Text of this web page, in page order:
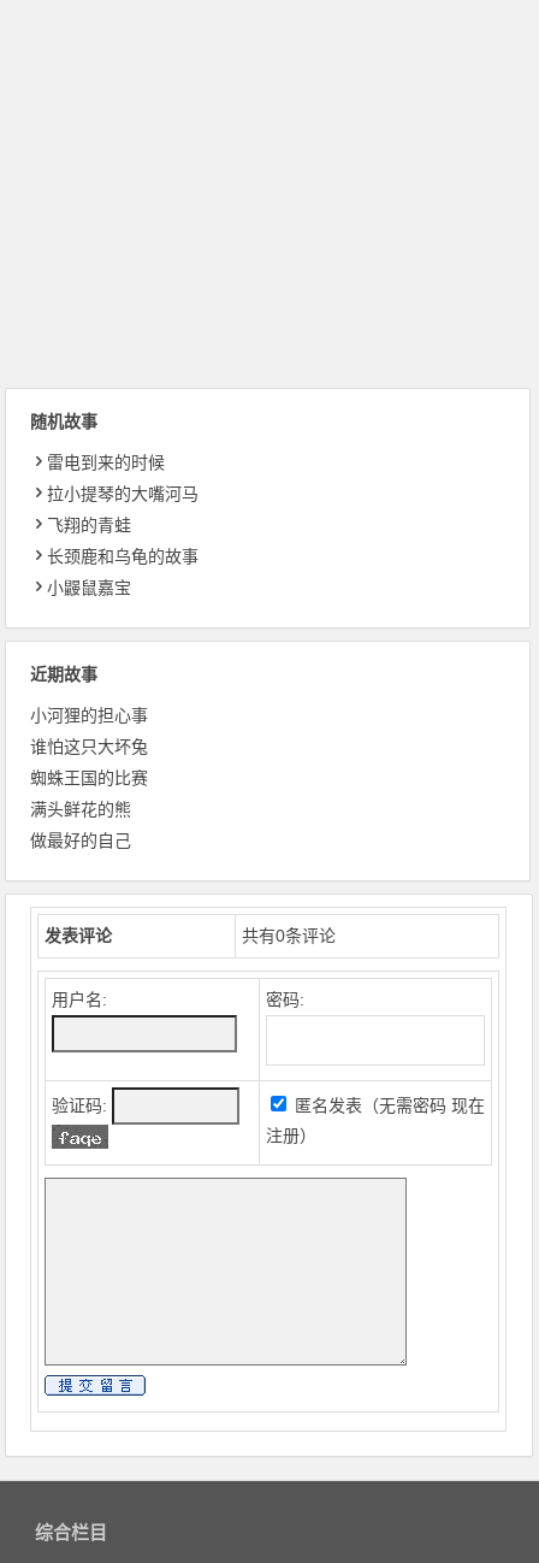
随机故事
雷电到来的时候
拉小提琴的大嘴河马
飞翔的青蛙
长颈鹿和乌龟的故事
小鼹鼠嘉宝
近期故事
小河狸的担心事
谁怕这只大坏兔
蜘蛛王国的比赛
满头鲜花的熊
做最好的自己
发表评论 共有0条评论
用户名: 密码:
验证码: 匿名发表（无需密码现在
注册）
综合栏目